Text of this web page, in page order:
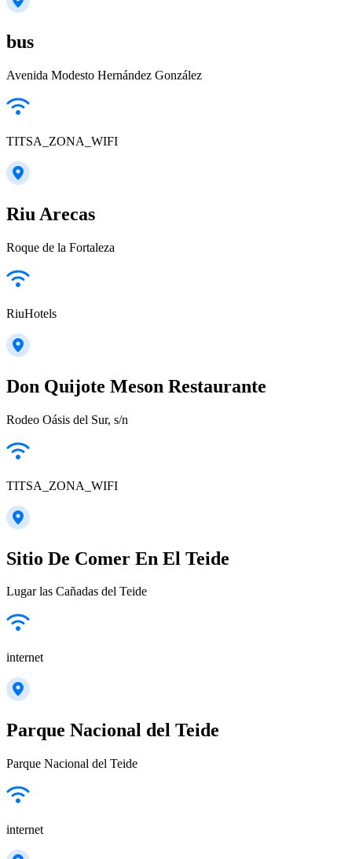
bus
Avenida Modesto Hernández González
TITSA_ZONA_WIFI
Riu Arecas
Roque de la Fortaleza
RiuHotels
Don Quijote Meson Restaurante
Rodeo Oásis del Sur, s/n
TITSA_ZONA_WIFI
Sitio De Comer En El Teide
Lugar las Cañadas del Teide
internet
Parque Nacional del Teide
Parque Nacional del Teide
internet